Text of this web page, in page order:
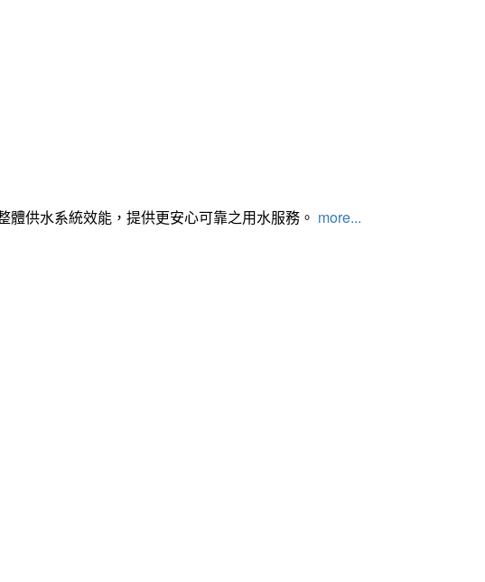
供水系統效能，提供更安心可靠之用水服務。 more...